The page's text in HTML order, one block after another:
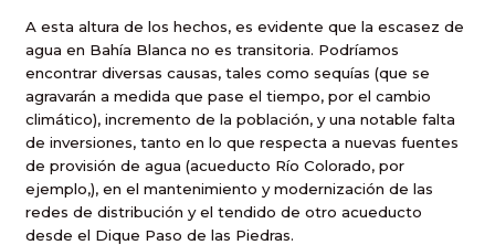
A esta altura de los hechos, es evidente que la escasez de
agua en Bahía Blanca no es transitoria. Podríamos
encontrar diversas causas, tales como sequías (que se
agravarán a medida que pase el tiempo, por el cambio
climático), incremento de la población, y una notable falta
de inversiones, tanto en lo que respecta a nuevas fuentes
de provisión de agua (acueducto Río Colorado, por
ejemplo,), en el mantenimiento y modernización de las
redes de distribución y el tendido de otro acueducto
desde el Dique Paso de las Piedras.